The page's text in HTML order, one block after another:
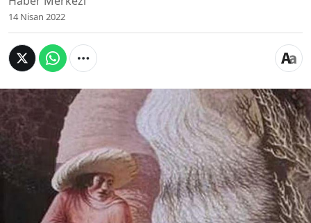
14 Nisan 2022
Kişisel gelişim platformu ve ilişki sitesi
Your Tango tarafından yayınlanan optik
illüzyon testi kısa sürede sosyal
medyada gündem oldu.